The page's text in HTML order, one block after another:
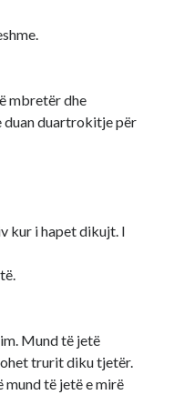
mbretër dhe
duan duartrokitje për
kur i hapet dikujt. I
Mund të jetë
trurit diku tjetër.
mund të jetë e mirë